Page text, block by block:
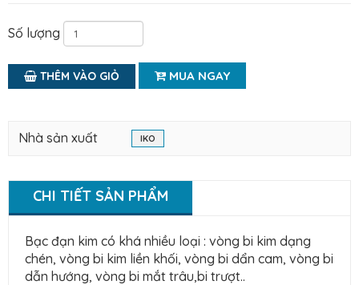
Số lượng
THÊM VÀO GIỎ MUA NGAY
Nhà sản xuất IKO
CHI TIẾT SẢN PHẨM
Bạc đạn kim có khá nhiều loại : vòng bi kim dạng
chén, vòng bi kim liền khối, vòng bi dẩn cam, vòng bi
dẫn hướng, vòng bi mắt trâu,bi trượt..